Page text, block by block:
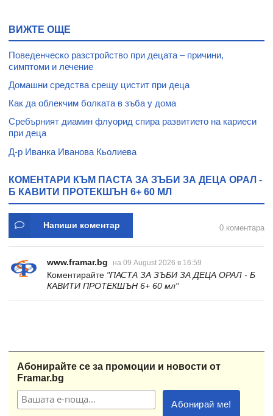
ВИЖТЕ ОЩЕ
Поведенческо разстройство при децата – причини,
симптоми и лечение
Домашни средства срещу цистит при деца
Как да облекчим болката в зъба у дома
Сребърният диамин флуорид спира развитието на кариеси
при деца
Д-р Иванка Иванова Кьолиева
КОМЕНТАРИ КЪМ ПАСТА ЗА ЗЪБИ ЗА ДЕЦА ОРАЛ -
Б КАВИТИ ПРОТЕКШЪН 6+ 60 МЛ
Напиши коментар 0 коментара
www.framar.bg на 09 August 2026 в 16:59
Коментирайте "ПАСТА ЗА ЗЪБИ ЗА ДЕЦА ОРАЛ - Б
КАВИТИ ПРОТЕКШЪН 6+ 60 мл"
Абонирайте се за промоции и новости от
Framar.bg